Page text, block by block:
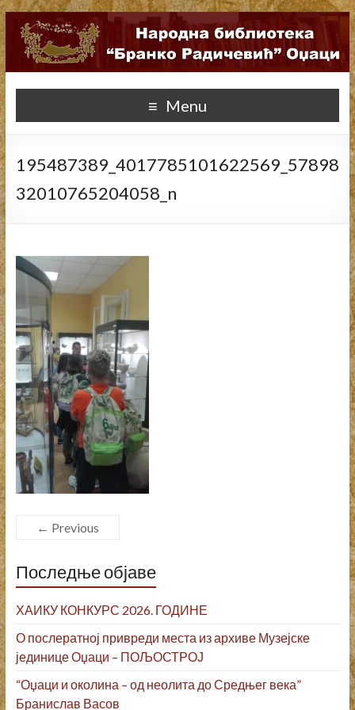
Menu
195487389_4017785101622569_57898
32010765204058_n
← Previous
Последње објаве
ХАИКУ КОНКУРС 2026. ГОДИНЕ
О послератној привреди места из архиве Музејске
јединице Оџаци – ПОЉОСТРОЈ
“Оџаци и околина – од неолита до Средњег века”
Бранислав Васов